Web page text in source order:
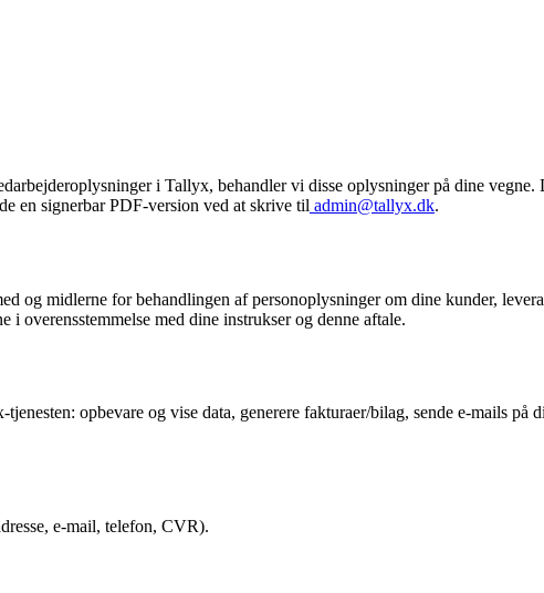
i Tallyx, behandler vi disse oplysninger på dine
en signerbar PDF-version ved at skrive til admin@tallyx.dk.
og midlerne for behandlingen af personoplysninger om dine kunder,
overensstemmelse med dine instrukser og denne aftale.
opbevare og vise data, generere fakturaer/bilag, sende e-mails
e-mail, telefon, CVR).